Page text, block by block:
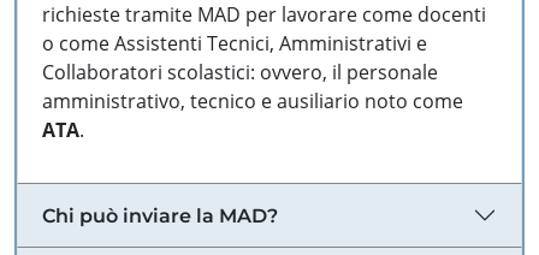
richieste tramite MAD per lavorare come docenti
o come Assistenti Tecnici, Amministrativi e
Collaboratori scolastici: ovvero, il personale
amministrativo, tecnico e ausiliario noto come
ATA.
Chi può inviare la MAD?